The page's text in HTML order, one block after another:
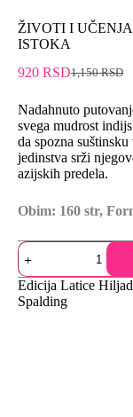
ŽIVOTI I
ISTOKA
1,150RSD
920 RSD
Nadahnuto
svega mudrost
da spozna
jedinstva srži
azijskih predela.
Obim: 160 str,
Edicija Latice
Spalding